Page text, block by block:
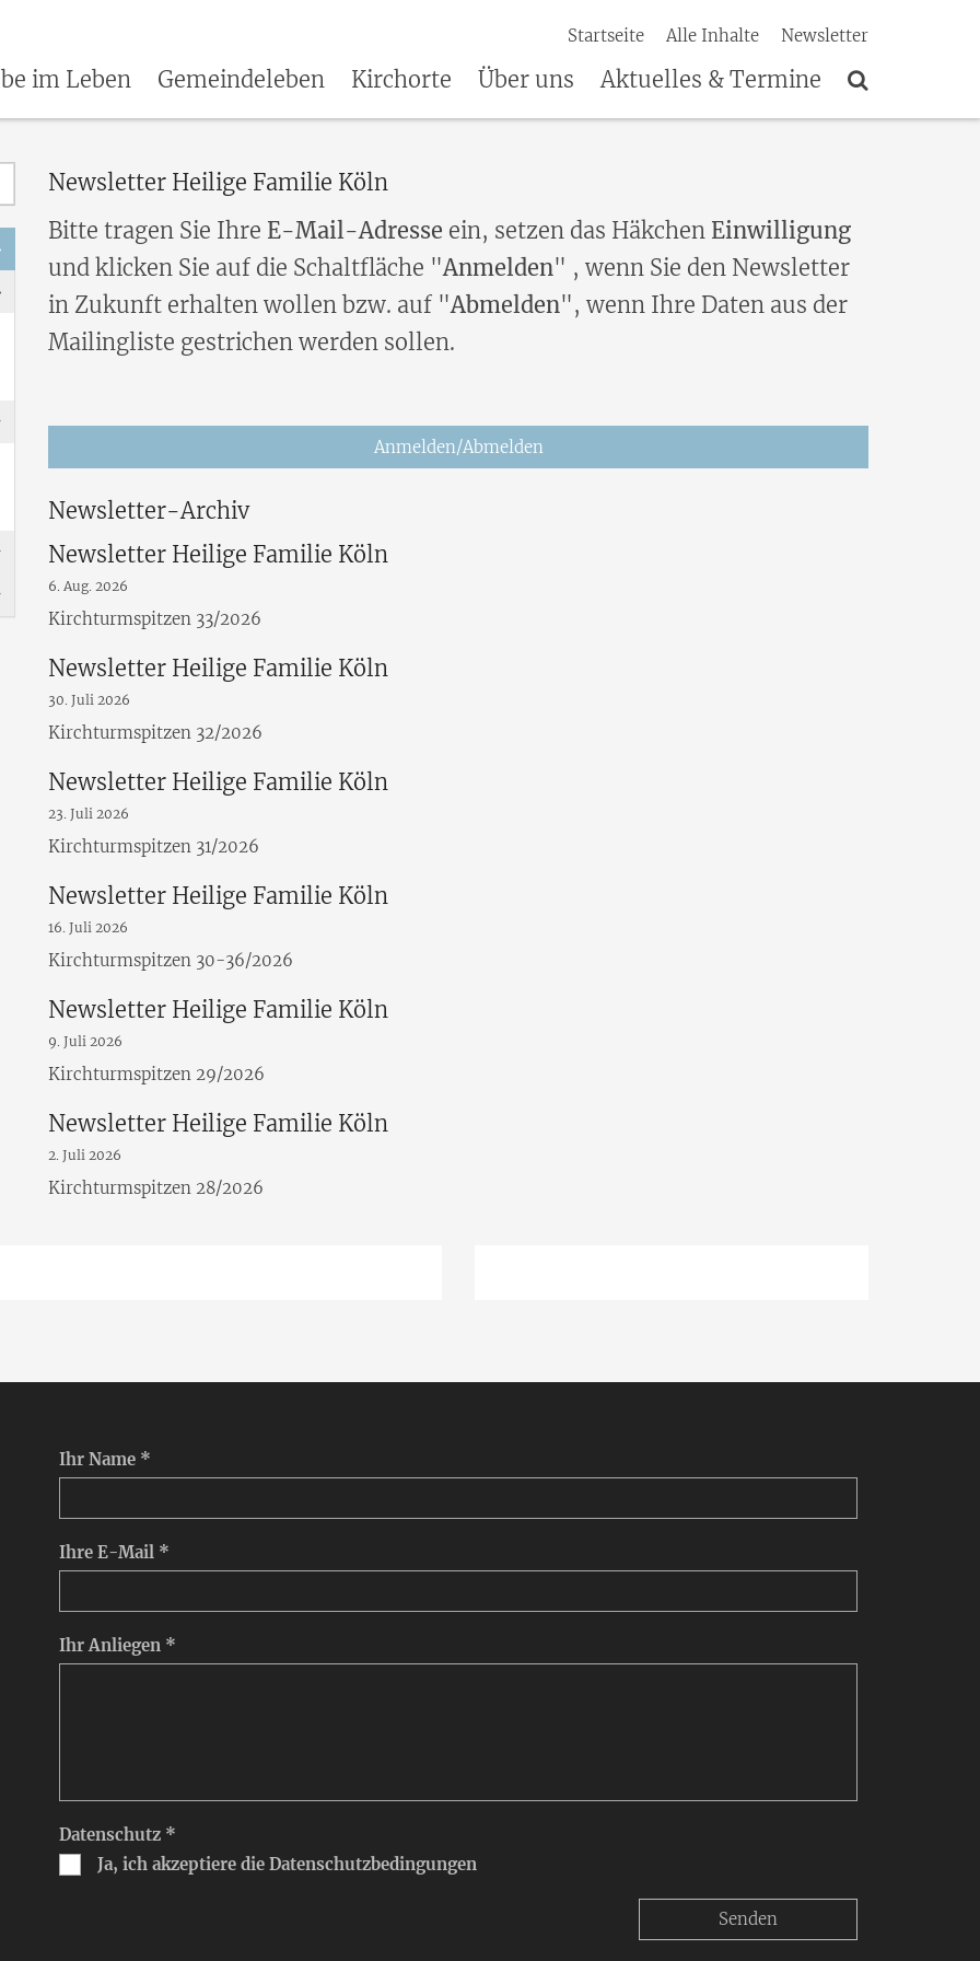
Startseite
Alle Inhalte Newsletter
im Leben Gemeindeleben Kirchorte Über uns Aktuelles & Termine
Newsletter Heilige Familie Köln
Bitte tragen Sie Ihre E-Mail-Adresse ein, setzen das Häkchen Einwilligung
und klicken Sie auf die Schaltfläche "Anmelden" , wenn Sie den Newsletter
in Zukunft erhalten wollen bzw. auf "Abmelden", wenn Ihre Daten aus der
Mailingliste gestrichen werden sollen.
Anmelden/Abmelden
Newsletter-Archiv
Newsletter Heilige Familie Köln
6. Aug. 2026
Kirchturmspitzen 33/2026
Newsletter Heilige Familie Köln
30. Juli 2026
Kirchturmspitzen 32/2026
Newsletter Heilige Familie Köln
23. Juli 2026
Kirchturmspitzen 31/2026
Newsletter Heilige Familie Köln
16. Juli 2026
Kirchturmspitzen 30-36/2026
Newsletter Heilige Familie Köln
9. Juli 2026
Kirchturmspitzen 29/2026
Newsletter Heilige Familie Köln
2. Juli 2026
Kirchturmspitzen 28/2026
Ihr Name *
Ihre E-Mail *
Ihr Anliegen *
Datenschutz *
Ja, ich akzeptiere die Datenschutzbedingungen